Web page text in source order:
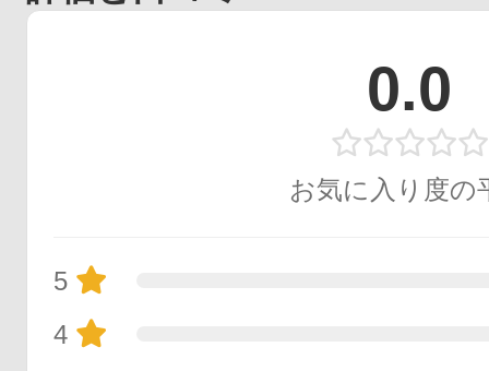
0.0
お気に入り度の
5
4